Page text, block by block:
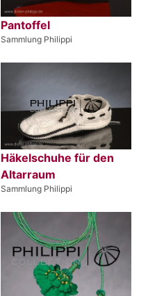
Pantoffel
Sammlung Philippi
Häkelschuhe für den
Altarraum
Sammlung Philippi